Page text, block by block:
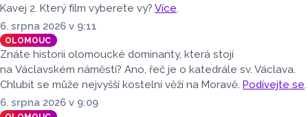
Kavej 2. Který film vyberete vy? Více.
6. srpna 2026 v 9:11
OLOMOUC
Znáte historii olomoucké dominanty, která stojí
na Václavském náměstí? Ano, řeč je o katedrále sv. Václava.
Chlubit se může nejvyšší kostelní věží na Moravě. Podívejte se.
6. srpna 2026 v 9:09